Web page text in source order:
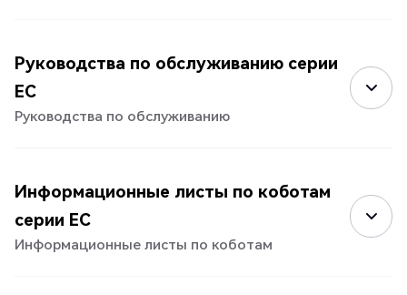
Руководства по обслуживанию серии
EC
Руководства по обслуживанию
Информационные листы по коботам
серии EC
Информационные листы по коботам